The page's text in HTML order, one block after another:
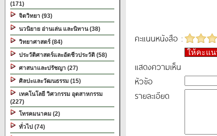
(171)
จิตวิทยา (93)
นวนิยาย อ่านเล่น และนิทาน (38)
วิทยาศาสตร์ (84)
ประวัติศาสตร์และอัตชีวประวัติ (58)
ศาสนาและปรัชญา (27)
ศิลปะและวัฒนธรรม (15)
เทคโนโลยี วิศวกรรม อุตสาหกรรม
(227)
โทรคมนาคม (2)
ทั่วไป (74)
คะแนนหนังสือ :
ให้คะแ
แสดงความเห็น
หัวข้อ
รายละเอียด